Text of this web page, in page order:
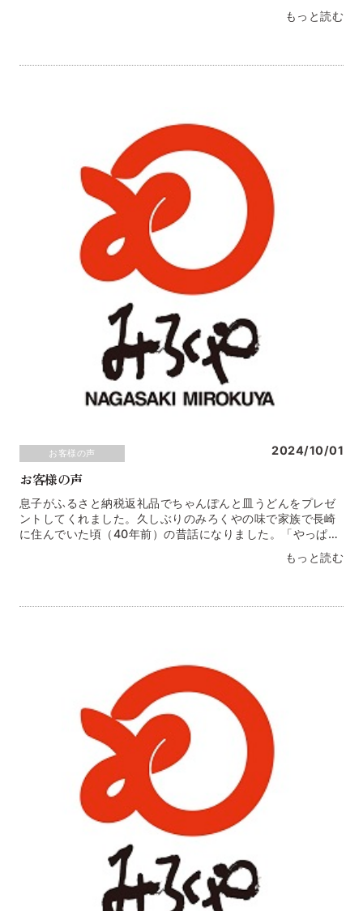
のファンになりました（＾＾）12月にまた日本にきます♡長
崎県 Ｙ・Ｔ様手軽に作れて、野菜も肉も取れて、とても美
修学旅行の土産で買ってきてくれました。「具材付」という
もっと読む
お客様の声 2024/10/01
お客様の声
息子がふるさと納税返礼品でちゃんぽんと皿うどんをプレゼ
ントしてくれました。久しぶりのみろくやの味で家族で長崎
に住んでいた頃（40年前）の昔話になりました。「やっぱ
り、みろくやが一番！」おいしいものは人を幸せにします茨
城県 Ｓ・Ｉ様我が家では野菜たっぷりで食べます(^^)スー
なりました！！ちゃんぽん大好きです☆兵庫県 Ｃ・Ｋ様
もっと読む